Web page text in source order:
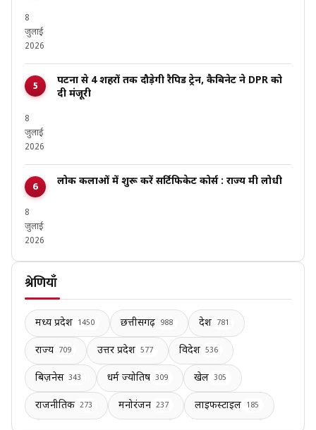
8
जुलाई
2026
पटना से 4 शहरों तक दौड़ेगी रैपिड ट्रेन, कैबिनेट ने DPR को
दी मंजूरी
8
जुलाई
2026
लोक कलाओं में शुरू करें सर्टिफिकेट कोर्स : राज्य मंत्री लोधी
8
जुलाई
2026
श्रेणियाँ
मध्य प्रदेश 1450 छत्तीसगढ़ 988 देश 781
राज्य 709 उत्तर प्रदेश 577 विदेश 536
बिज़नेस 343 धर्म ज्योतिष 309 खेल 305
राजनीतिक 273 मनोरंजन 237 लाइफस्टाइल 185